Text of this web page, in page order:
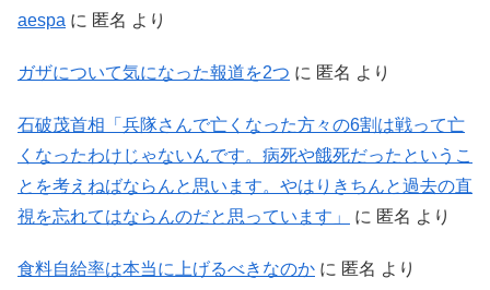
aespa に 匿名 より
ガザについて気になった報道を2つ に 匿名 より
石破茂首相「兵隊さんで亡くなった方々の6割は戦って亡
くなったわけじゃないんです。病死や餓死だったというこ
とを考えねばならんと思います。やはりきちんと過去の直
視を忘れてはならんのだと思っています」
に 匿名 より
食料自給率は本当に上げるべきなのか に 匿名 より